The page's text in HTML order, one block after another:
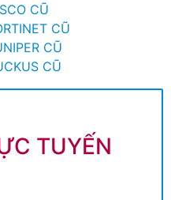
CŨ
CŨ
CŨ
CŨ
TUYẾN